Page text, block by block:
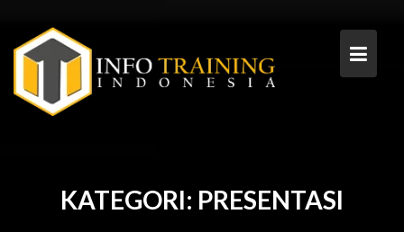
content
KATEGORI: PRESENTASI